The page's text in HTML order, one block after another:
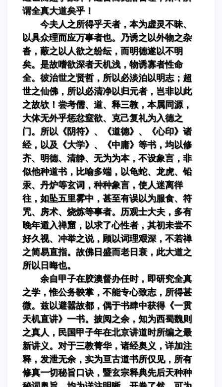
谓全真大道矣乎！
今夫人之所得乎天者，本为虚灵不昧、
以具众理而应万事者也。乃诱之以外物之杂
沓，蔽之以人欲之纷纭，而明德遂以不明
矣。是故嗜欲深者天机浅，物诱寡者性命
全。彼治世之贤哲，所以必淡泊以明志；超
世之仙佛，所以必清净以归元者，岂非以此
之故欤！尝考儒、道、释三教，本属同源，
大体无外乎惩忿窒欲、克己复礼为入德之
门。所以《阴符》、《道德》、《心印》诸
经，以及《大学》、《中庸》等书，均以修
齐、明德、清静、无为为本，不设象言，非
似他种道书，比喻多端，以龟蛇、龙虎、铅
汞、丹炉等玄词，种种象言，使人迷离徉
往，如坠五里雾中，甚至有误以为服食、符
咒、房术、烧炼等事者。历观士大夫，多有
晚年遁入禅窟，以求了心性者，其初未尝不
好久视、冲举之说，顾以词理艰深，不若禅
之简易直指。故佛日盛而老日衰，此大道之
所以日晦也。
余自甲子在胶澳督办任时，即研究全真
之学，惟公务鞅掌，不能专心致志，所得甚
微。兹以避嚣故都，偶于书肆中获得《一贯
天机直讲》一书。披阅之余，知为西蜀魏则
之真人，民国甲子年在北京讲道时所编之最
新讲义。对于三教菁华，诸经奥义，详加注
释，发泄无余，实为亘古道书所仅见，所有
修真一切秘旨口诀，暨玄宗释典先后天种种